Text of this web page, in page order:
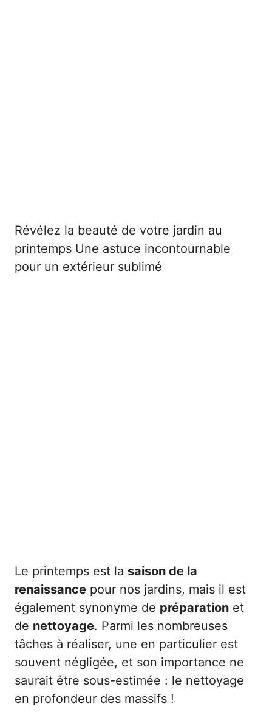
Révélez la beauté de votre jardin au
printemps Une astuce incontournable
pour un extérieur sublimé
Le printemps est la saison de la
renaissance pour nos jardins, mais il est
également synonyme de préparation et
de nettoyage. Parmi les nombreuses
tâches à réaliser, une en particulier est
souvent négligée, et son importance ne
saurait être sous-estimée : le nettoyage
en profondeur des massifs !